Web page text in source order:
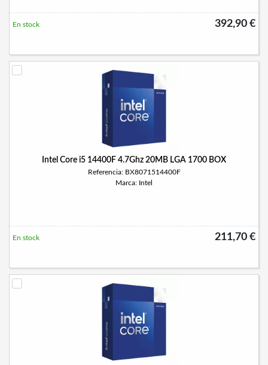
392,90 €
En stock
Intel Core i5 14400F 4.7Ghz 20MB LGA 1700 BOX
Referencia: BX8071514400F
Marca: Intel
211,70 €
En stock